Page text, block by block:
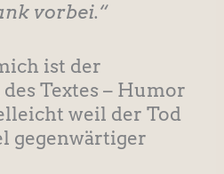
vorbei.“
ist der
Textes – Humor
weil der Tod
gegenwärtiger